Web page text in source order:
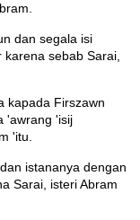
dan segala isi
sebab Sarai,
kapada Firszawn
'awrang 'isij
'itu.
istananya dengan
Sarai, isteri Abram